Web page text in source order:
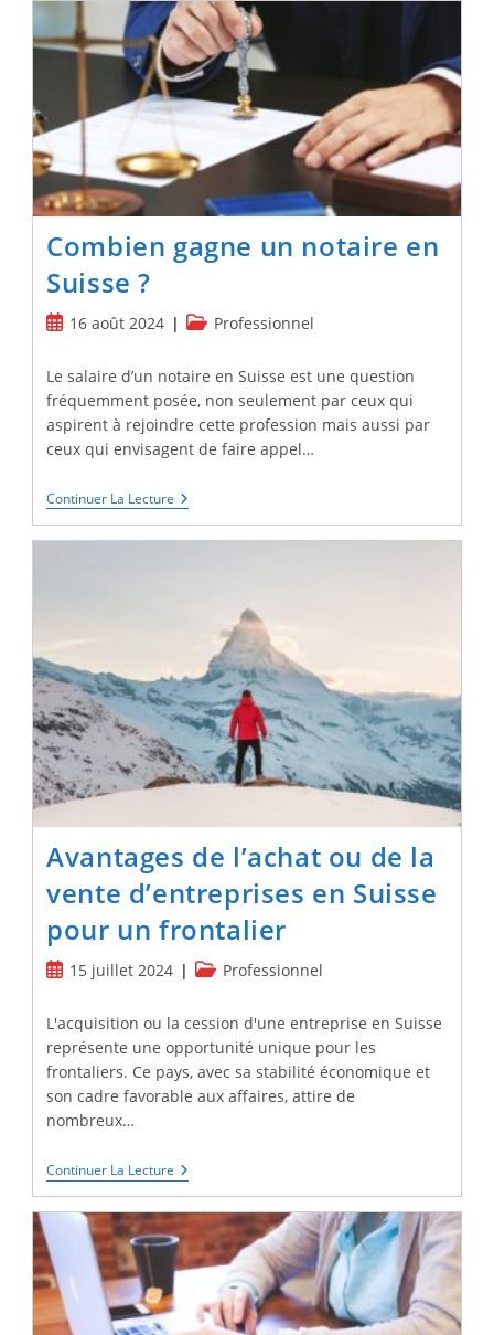
Salaire
Moyen
Du
Secteur
Bancaire
En
Suisse
Combien gagne un notaire en
Suisse ?
Publication
16 août 2024
PostProfessionnel
Le salaire d’un notaire en Suisse est une question
fréquemment posée, non seulement par ceux qui
aspirent à rejoindre cette profession mais aussi par
ceux qui envisagent de faire appel…
Continuer La Lecture Combien
Gagne
Avantages de l’achat ou de la
vente d’entreprises en Suisse
pour un frontalier
Publication
15 juillet 2024
PostProfessionnel
L'acquisition ou la cession d'une entreprise en Suisse
représente une opportunité unique pour les
frontaliers. Ce pays, avec sa stabilité économique et
son cadre favorable aux affaires, attire de
nombreux…
Continuer La Lecture Avantages
De
Ou
De
La
Vente
D’entreprises
En
Suisse